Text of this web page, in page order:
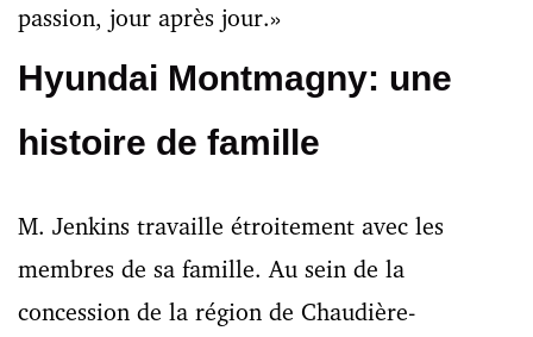
passion, jour après jour.»
Hyundai Montmagny: une
histoire de famille
M. Jenkins travaille étroitement avec les
membres de sa famille. Au sein de la
concession de la région de Chaudière-